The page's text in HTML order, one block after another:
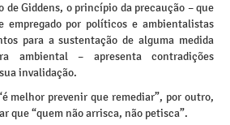
de Giddens, o princípio da precaução – que
empregado por políticos e ambientalistas
para a sustentação de alguma medida
ambiental – apresenta contradições
invalidação.
melhor prevenir que remediar”, por outro,
que “quem não arrisca, não petisca”.